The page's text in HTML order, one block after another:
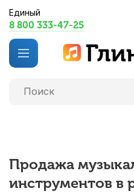
Единый
8 800 333-47-25
Продажа
инструментов в